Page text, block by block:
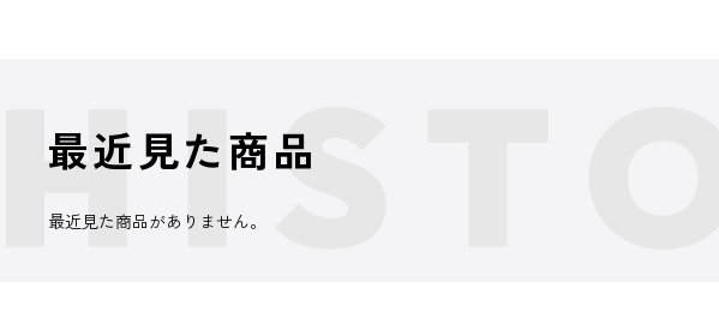
最近見た商品
最近見た商品がありません。